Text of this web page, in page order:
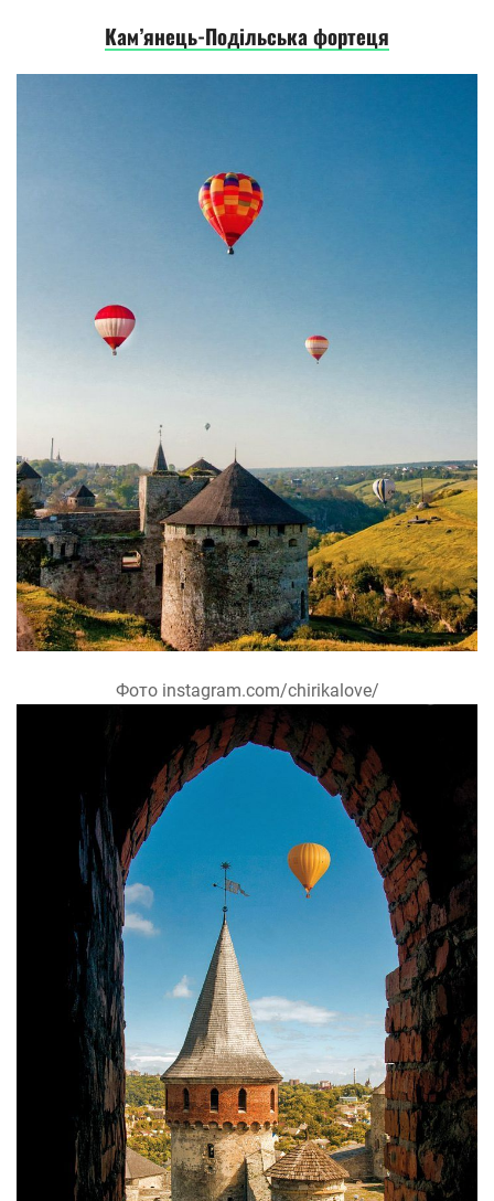
Кам’янець-Подільська фортеця
Фото instagram.com/chirikalove/